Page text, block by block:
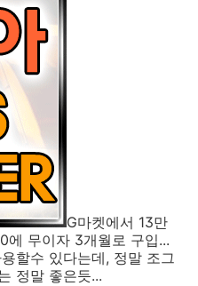
G마켓에서 13만
에 무이자 3개월로 구입...
할수 있다는데, 정말 조그
정말 좋은듯...